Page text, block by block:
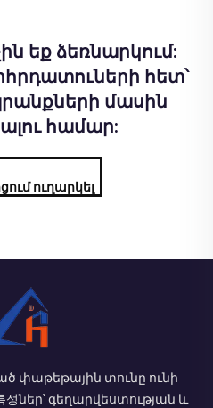
եք ձեռնարկում:
հետ՝
մասին
համար:
ուղարկել
փաթեթային տունը ունի
ներ՝ գեղարվեստության և